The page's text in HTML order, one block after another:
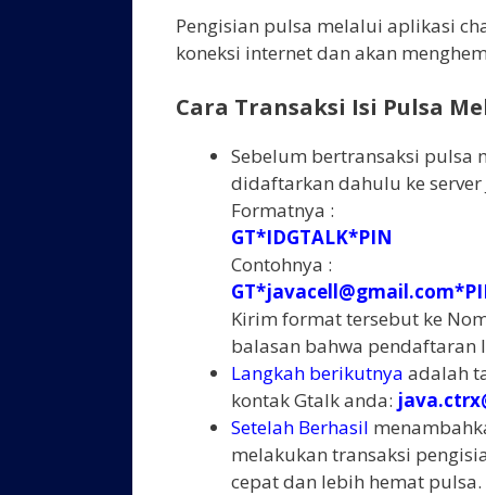
Pengisian pulsa melalui aplikasi
koneksi internet dan akan
Cara Transaksi Isi Pulsa
Sebelum bertransaksi pulsa
didaftarkan dahulu ke
Formatnya :
GT*IDGTALK*PIN
Contohnya :
Kirim format tersebut ke
balasan bahwa pendaftaran
Langkah berikutnya adalah
kontak Gtalk anda:
Setelah Berhasil
melakukan transaksi
cepat dan lebih hemat pulsa.